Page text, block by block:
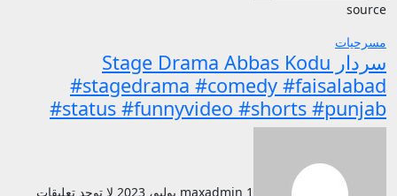
source
مسرحيات
سردار Stage Drama Abbas Kodu
#stagedrama #comedy #faisalabad
#status #funnyvideo #shorts #punjab
maxadmin 1 يوليو، 2023 لا توجد تعليقات